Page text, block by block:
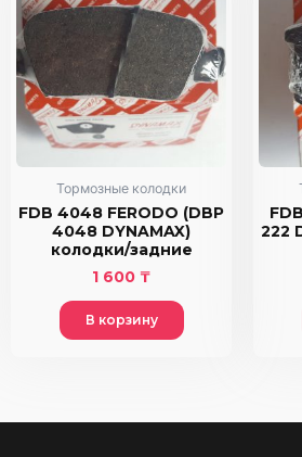
Тормозные колодки
FDB 4048 FERODO (DBP
4048 DYNAMAX)
колодки/задние
1 600 ₸
В корзину
222